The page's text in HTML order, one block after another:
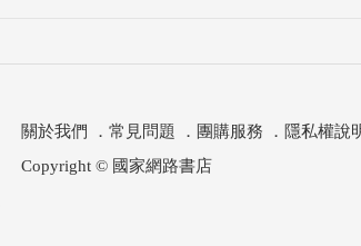
關於我們 ． 常見問題 ． 團購服務 ． 隱私權說
Copyright © 國家網路書店